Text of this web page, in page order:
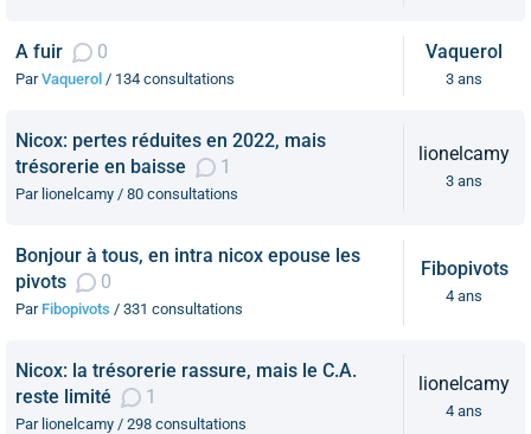
A fuir 0
ParVaquerol / 134 consultations
Vaquerol
3 ans
Nicox: pertes réduites en 2022, mais
trésorerie en baisse
1
Par lionelcamy / 80 consultations
lionelcamy
3 ans
Bonjour à tous, en intra nicox epouse les
pivots
0
Par Fibopivots / 331 consultations
Fibopivots
4 ans
Nicox: la trésorerie rassure, mais le C.A.
reste limité
1
Par lionelcamy / 298 consultations
lionelcamy
4 ans